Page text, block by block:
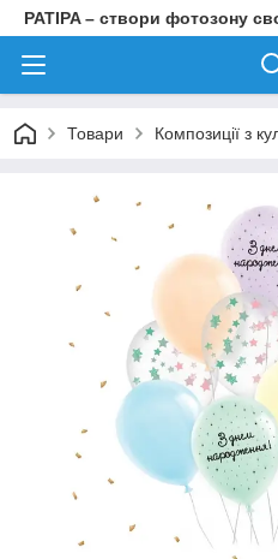
PATIPA – створи фотозону
Товари Композиції з